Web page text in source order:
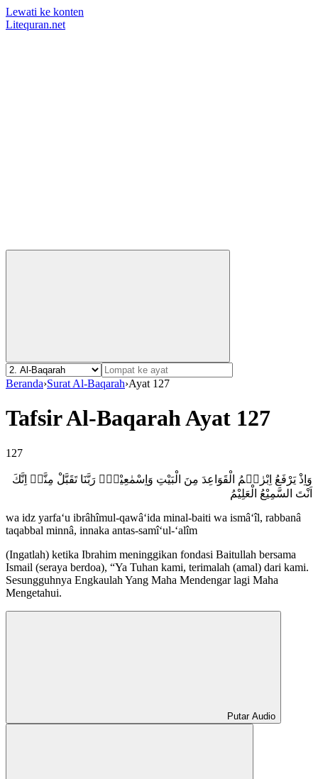
Lewati ke konten
Litequran.net
Beranda›Surat Al-Baqarah›Ayat 127
Tafsir Al-Baqarah Ayat 127
127
وَاِذْ يَرْفَعُ اِبْرٰهٖمُ الْقَوَاعِدَ مِنَ الْبَيْتِ وَاِسْمٰعِيْلُۗ رَبَّنَا تَقَبَّلْ مِنَّاۗ اِنَّكَ
اَنْتَ السَّمِيْعُ الْعَلِيْمُ
wa idz yarfa‘u ibrâhîmul-qawâ‘ida minal-baiti wa ismâ‘îl, rabbanâ
taqabbal minnâ, innaka antas-samî‘ul-‘alîm
(Ingatlah) ketika Ibrahim meninggikan fondasi Baitullah bersama
Ismail (seraya berdoa), “Ya Tuhan kami, terimalah (amal) dari kami.
Sesungguhnya Engkaulah Yang Maha Mendengar lagi Maha
Mengetahui.
Putar Audio